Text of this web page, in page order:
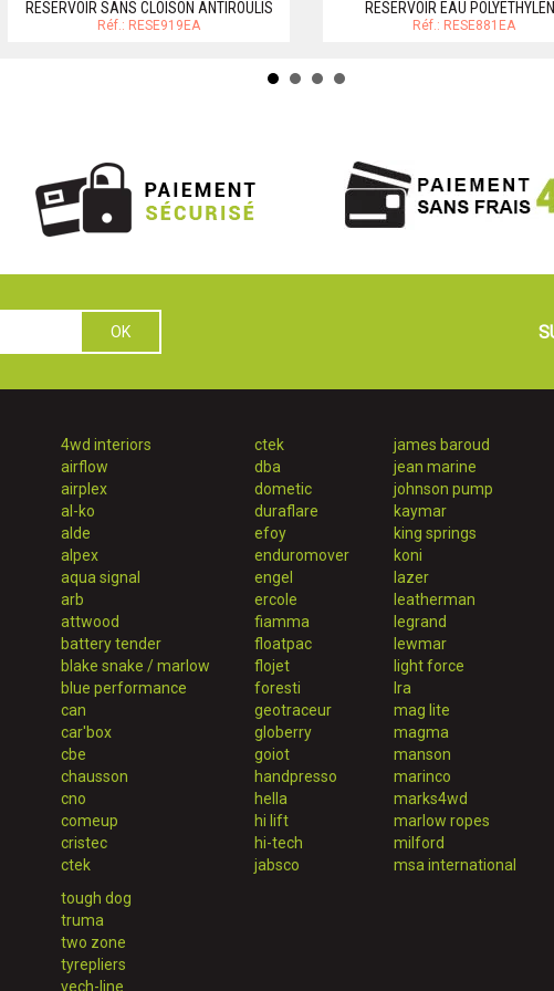
RESERVOIR SANS CLOISON ANTIROULIS
Réf.: RESE919EA
RESERVOIR EAU
Réf.: RESE881EA
4wd interiors
airflow
airplex
al-ko
alde
alpex
aqua signal
arb
attwood
battery tender
blake snake / marlow
blue performance
can
car'box
cbe
chausson
cno
comeup
cristec
ctek
ctek
dba
dometic
duraflare
efoy
enduromover
engel
ercole
fiamma
floatpac
flojet
foresti
geotraceur
globerry
goiot
handpresso
hella
hi lift
hi-tech
jabsco
james baroud
jean marine
johnson pump
kaymar
king springs
koni
lazer
leatherman
legrand
lewmar
light force
lra
mag lite
magma
manson
marinco
marks4wd
marlow ropes
milford
msa international
tough dog
truma
two zone
tyrepliers
vech-line